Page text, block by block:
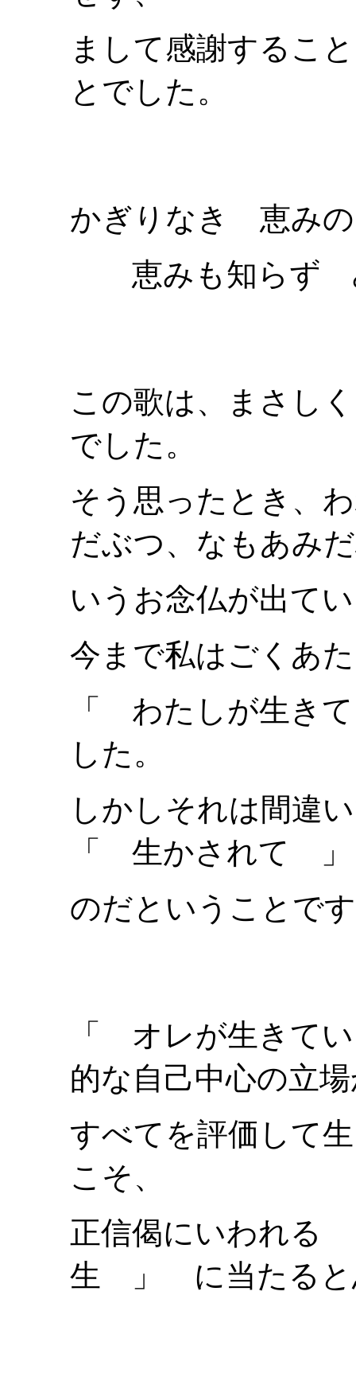
まして感謝するこ
とでした。
かぎりなき 恵み
恵みも知らず
この歌は、まさし
でした。
そう思ったとき
だぶつ、なもあ
いうお念仏が出て
今まで私はごくあ
「 わたしが生き
した。
しかしそれは間違
「 生かされて
のだということで
「 オレが生きて
的な自己中心の立
すべてを評価して
こそ、
正信偈にいわれ
生 」 に当たると